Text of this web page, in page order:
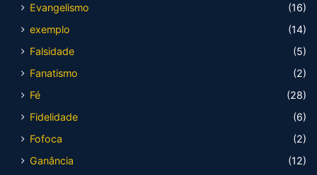
Evangelismo
(16)
exemplo
(14)
Falsidade
(5)
Fanatismo
(2)
Fé
(28)
Fidelidade
(6)
Fofoca
(2)
Ganância
(12)